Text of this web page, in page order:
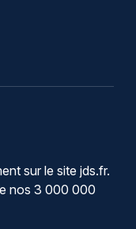
sur le site jds.fr.
nos 3 000 000